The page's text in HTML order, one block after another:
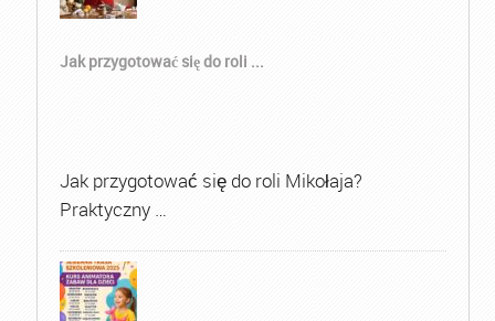
Jak przygotować się do roli ...
Jak przygotować się do roli Mikołaja?
Praktyczny …